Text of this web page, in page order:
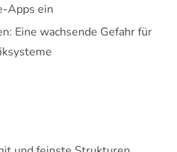
Apps ein
Eine wachsende Gefahr für